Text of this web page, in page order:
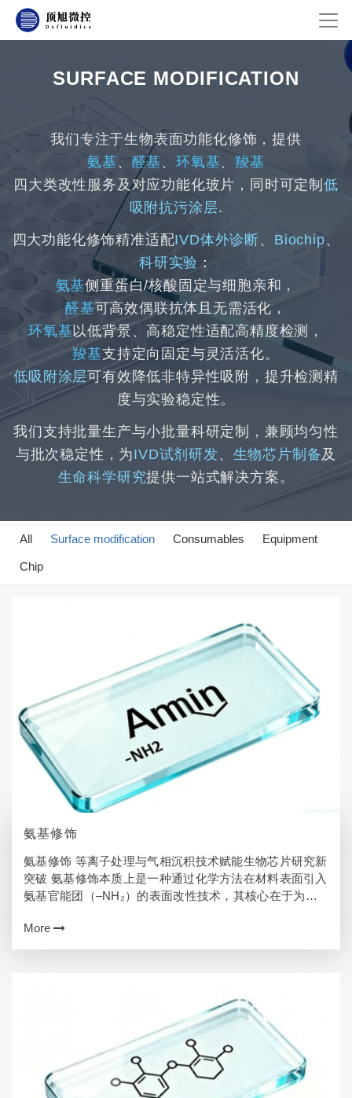
SURFACE MODIFICATION
我们专注于生物表面功能化修饰，提供
氨基 、 醛基 、 环氧基、羧基
四大类改性服务及对应功能化玻片，同时可定制 低
吸附抗污涂层.
四大功能化修饰精准适配IVD体外诊断、 Biochip、
科研实验 ：
氨基侧重蛋白/核酸固定与细胞亲和，
醛基可高效偶联抗体且无需活化，
环氧基以低背景、高稳定性适配高精度检测，
羧基支持定向固定与灵活活化。
低吸附涂层可有效降低非特异性吸附，提升检测精
度与实验稳定性。
我们支持批量生产与小批量科研定制，兼顾均匀性
与批次稳定性，为IVD试剂研发、 生物芯片制备及
生命科学研究提供一站式解决方案。
All Surface modification Consumables Equipment
Chip
氨基修饰
氨基修饰 等离子处理与气相沉积技术赋能生物芯片研究新
突破 氨基修饰本质上是一种通过化学方法在材料表面引入
氨基官能团（–NH₂）的表面改性技术，其核心在于为生
基材表面转变为“分子锚定平台”，能…
More